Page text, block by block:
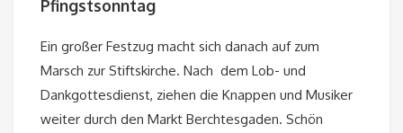
Pfingstsonntag
Ein großer Festzug macht sich danach auf zum
Marsch zur Stiftskirche. Nach dem Lob- und
Dankgottesdienst, ziehen die Knappen und Musiker
weiter durch den Markt Berchtesgaden. Schön